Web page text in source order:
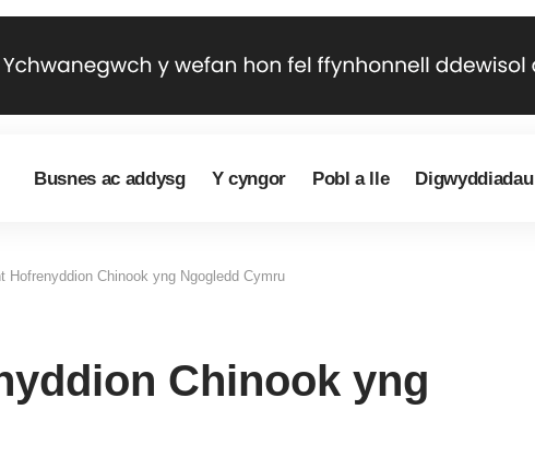
Busnes ac addysg Y cyngor Pobl a lle Digwyddiadau
Hofrenyddion Chinook yng Ngogledd Cymru
Chinook yng